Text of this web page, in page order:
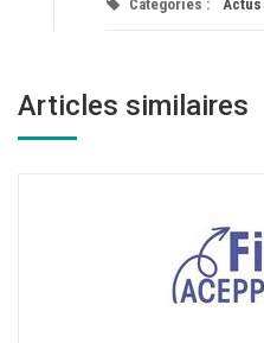
Catégories : Actus
Articles similaires